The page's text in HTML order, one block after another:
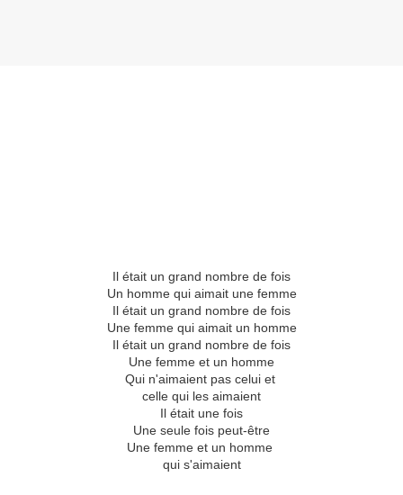
Il était un grand nombre de fois
Un homme qui aimait une femme
Il était un grand nombre de fois
Une femme qui aimait un homme
Il était un grand nombre de fois
Une femme et un homme
Qui n'aimaient pas celui et
celle qui les aimaient
Il était une fois
Une seule fois peut-être
Une femme et un homme
qui s'aimaient